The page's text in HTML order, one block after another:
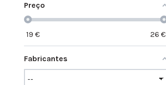
Preço
19 € 26 €
Fabricantes